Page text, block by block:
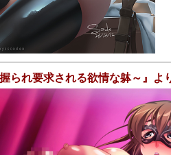
られ要求される欲情な躰～』よ